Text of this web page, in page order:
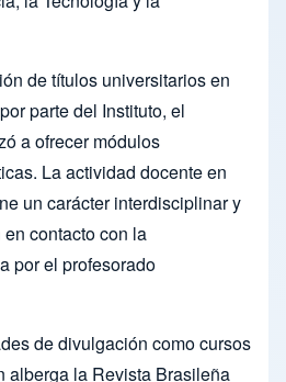
de títulos universitarios en
parte del Instituto, el
a ofrecer módulos
La actividad docente en
un carácter interdisciplinar y
contacto con la
por el profesorado
de divulgación como cursos
alberga la Revista Brasileña